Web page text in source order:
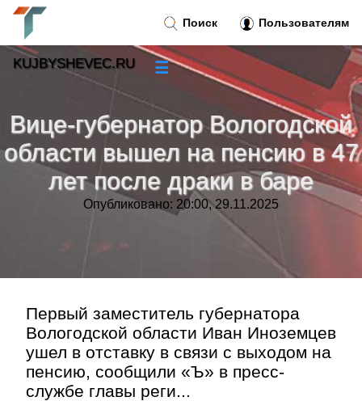
Вице-губернатор Вологодской
области вышел на пенсию в 47
лет после драки в баре
Опубликовано: 20:00, 29.11.2025
Первый заместитель губернатора
Вологодской области Иван Иноземцев
ушел в отставку в связи с выходом на
пенсию, сообщили «Ъ» в пресс-
службе главы реги...
Поиск Пользователям
KUJBYSHEVEC.RU ☰
Новости»
Тренды новостей»
Рубрики»
Контакт»